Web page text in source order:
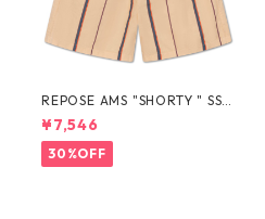
REPOSE AMS "SHORTY " SS2
6-33
¥7,546
30%OFF